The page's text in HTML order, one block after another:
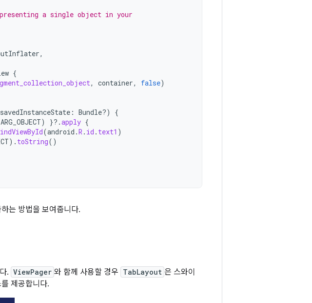
a single object in your
,
{
, container, false)
savedInstanceState : Bundle?)
{
ARG_OBJECT) }?.apply {
(android .R . id . text1 )
). toString()
는 방법을 보여줍니다.
. ViewPager 와 함께 사용할 경우 TabLayout 은 스와이
제공합니다.